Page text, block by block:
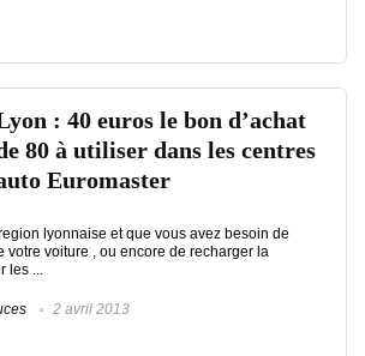
: 40 euros le bon d’achat
80 à utiliser dans les centres
Euromaster
lyonnaise et que vous avez besoin de
votre voiture , ou encore de recharger la
les ...
2 avril 2013